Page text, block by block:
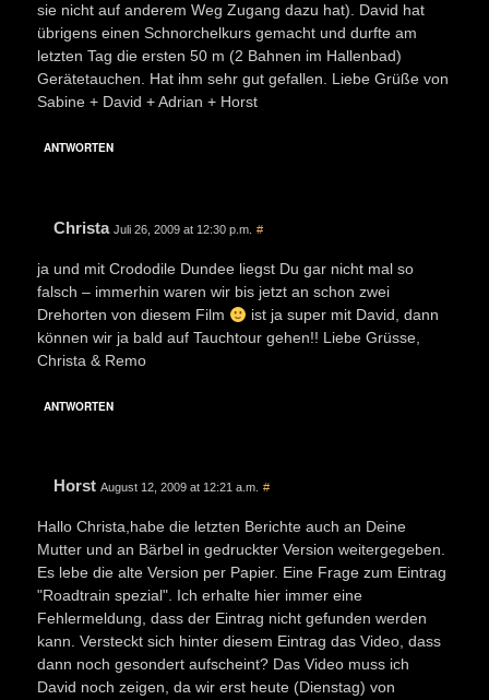
sie nicht auf anderem Weg Zugang dazu hat). David hat
übrigens einen Schnorchelkurs gemacht und durfte am
letzten Tag die ersten 50 m (2 Bahnen im Hallenbad)
Gerätetauchen. Hat ihm sehr gut gefallen. Liebe Grüße von
Sabine + David + Adrian + Horst
ANTWORTEN
Christa Juli 26, 2009 at 12:30 p.m. #
ja und mit Crododile Dundee liegst Du gar nicht mal so
falsch – immerhin waren wir bis jetzt an schon zwei
Drehorten von diesem Film
ist ja super mit David, dann
können wir ja bald auf Tauchtour gehen!! Liebe Grüsse,
Christa & Remo
ANTWORTEN
Horst August 12, 2009 at 12:21 a.m. #
Hallo Christa,habe die letzten Berichte auch an Deine
Mutter und an Bärbel in gedruckter Version weitergegeben.
Es lebe die alte Version per Papier. Eine Frage zum Eintrag
"Roadtrain spezial". Ich erhalte hier immer eine
Fehlermeldung, dass der Eintrag nicht gefunden werden
kann. Versteckt sich hinter diesem Eintrag das Video, dass
dann noch gesondert aufscheint? Das Video muss ich
David noch zeigen, da wir erst heute (Dienstag) von